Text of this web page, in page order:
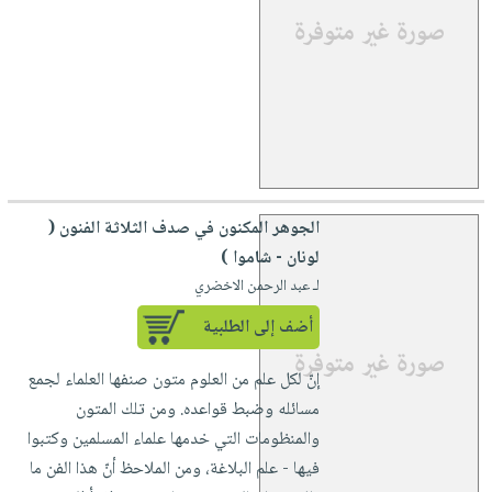
الجوهر المكنون في صدف الثلاثة الفنون (
لونان - شاموا )
لـ عبد الرحمن الاخضري
أضف إلى الطلبية
إنّ لكل علم من العلوم متون صنفها العلماء لجمع
مسائله وضبط قواعده. ومن تلك المتون
والمنظومات التي خدمها علماء المسلمين وكتبوا
فيها - علم البلاغة، ومن الملاحظ أنّ هذا الفن ما